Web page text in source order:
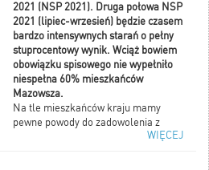
2021 (NSP 2021). Druga połowa NSP
2021 (lipiec-wrzesień) będzie czasem
bardzo intensywnych starań o pełny
stuprocentowy wynik. Wciąż bowiem
obowiązku spisowego nie wypełniło
niespełna 60% mieszkańców
Mazowsza.
Na tle mieszkańców kraju mamy
pewne powody do zadowolenia z
naszej postawy. Obowiązek spisowy
WIĘCEJ